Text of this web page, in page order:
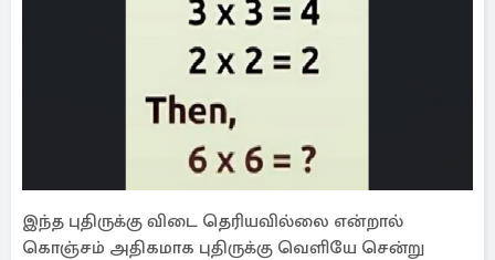
இந்த புதிருக்கு விடை தெரியவில்லை என்றால்
கொஞ்சம் அதிகமாக புதிருக்கு வெளியே சென்று